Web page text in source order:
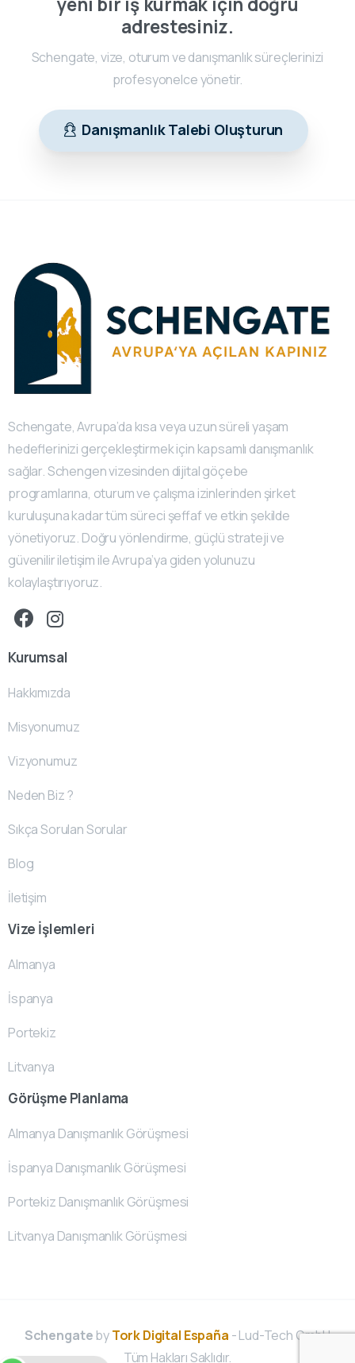
adrestesiniz.
Schengate, vize, oturum ve danışmanlık süreçlerinizi
profesyonelce yönetir.
Danışmanlık Talebi Oluşturun
Schengate, Avrupa’da kısa veya uzun süreli yaşam
hedeflerinizi gerçekleştirmek için kapsamlı danışmanlık
sağlar. Schengen vizesinden dijital göçebe
programlarına, oturum ve çalışma izinlerinden şirket
kuruluşuna kadar tüm süreci şeffaf ve etkin şekilde
yönetiyoruz. Doğru yönlendirme, güçlü strateji ve
güvenilir iletişim ile Avrupa’ya giden yolunuzu
kolaylaştırıyoruz.
Kurumsal
Hakkımızda
Misyonumuz
Vizyonumuz
Neden Biz ?
Sıkça Sorulan Sorular
Blog
İletişim
Vize İşlemleri
Almanya
İspanya
Portekiz
Litvanya
Görüşme Planlama
Almanya Danışmanlık Görüşmesi
İspanya Danışmanlık Görüşmesi
Portekiz Danışmanlık Görüşmesi
Litvanya Danışmanlık Görüşmesi
SchengatebyTork Digital España - Lud-Tech GmbH
Tüm Hakları Saklıdır.